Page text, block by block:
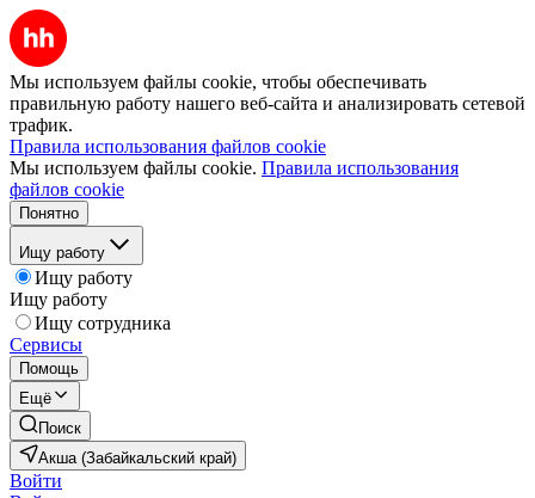
Мы используем файлы cookie, чтобы обеспечивать
правильную работу нашего веб-сайта и анализировать сетевой
трафик.
Правила использования файлов cookie
Мы используем файлы cookie. Правила использования
файлов cookie
Понятно
Ищу работу
Ищу работу
Ищу работу
Ищу сотрудника
Сервисы
Помощь
Ещё
Поиск
Акша (Забайкальский край)
Войти